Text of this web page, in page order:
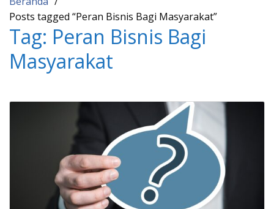
Posts tagged “Peran Bisnis Bagi Masyarakat”
Tag: Peran Bisnis Bagi
Masyarakat